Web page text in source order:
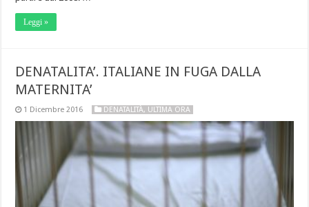
Leggi »
DENATALITA’. ITALIANE IN FUGA DALLA
MATERNITA’
1 Dicembre 2016 DENATALITÀ, ULTIMA ORA